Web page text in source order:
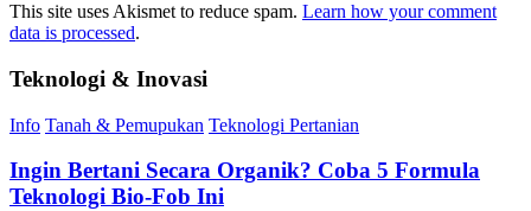
This site uses Akismet to reduce spam. Learn how your comment
data is processed.
Teknologi & Inovasi
Info Tanah & Pemupukan Teknologi Pertanian
Ingin Bertani Secara Organik? Coba 5 Formula
Teknologi Bio-Fob Ini